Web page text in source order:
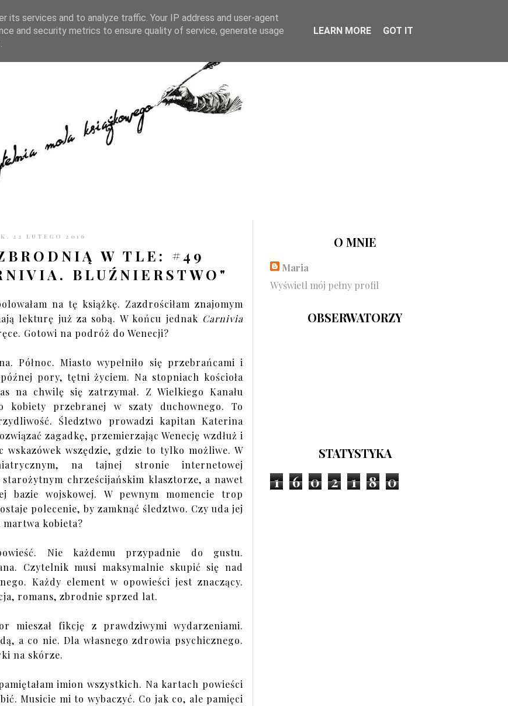
KONTAKT CZYTELNIA PO GODZINACH
22 LUTEGO 2016
W TLE: #49
BLUŹNIERSTWO"
na tę książkę. Zazdrościłam znajomym
lekturę już za sobą. W końcu jednak Carnivia
Gotowi na podróż do Wenecji?
Północ. Miasto wypełniło się przebrańcami i
pory, tętni życiem. Na stopniach kościoła
na chwilę się zatrzymał. Z Wielkiego Kanału
kobiety przebranej w szaty duchownego. To
Śledztwo prowadzi kapitan Katerina
zagadkę, przemierzając Wenecję wzdłuż i
wskazówek wszędzie, gdzie to tylko możliwe. W
na tajnej stronie internetowej
chrześcijańskim klasztorze, a nawet
bazie wojskowej. W pewnym momencie trop
polecenie, by zamknąć śledztwo. Czy uda jej
martwa kobieta?
Nie każdemu przypadnie do gustu.
Czytelnik musi maksymalnie skupić się nad
Każdy element w opowieści jest znaczący.
romans, zbrodnie sprzed lat.
fikcję z prawdziwymi wydarzeniami.
a co nie. Dla własnego zdrowia psychicznego.
na skórze.
imion wszystkich. Na kartach powieści
Musicie mi to wybaczyć. Co jak co, ale pamięci
O MNIE
Maria
Wyświetl mój pełny profil
OBSERWATORZY
STATYSTYKA
1 6 0 2 1 8 0
its services and to analyze traffic. Your IP address and user-agent
and security metrics to ensure quality of service, generate usage
LEARN MORE GOT IT